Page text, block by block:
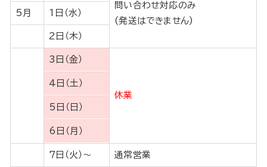
問い合わせ対応のみ
(発送はできません)
5月 1日（水）
2日（木）
3日（金）
休業
4日（土）
5日（日）
6日（月）
7日（火）〜 通常営業